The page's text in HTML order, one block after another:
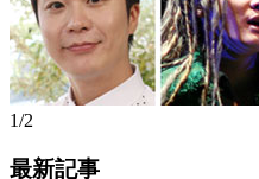
1/2
最新記事